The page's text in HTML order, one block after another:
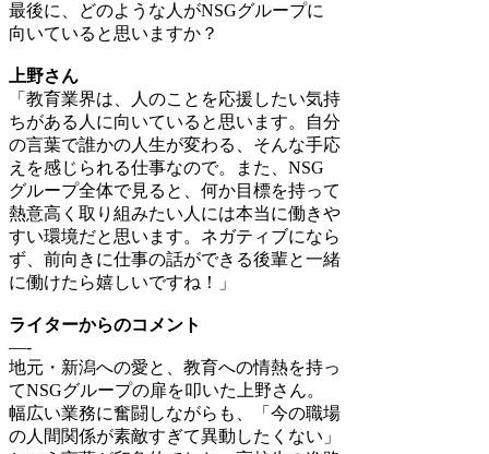
最後に、どのような人がNSGグループに
向いていると思いますか？
上野さん
「教育業界は、人のことを応援したい気持
ちがある人に向いていると思います。自分
の言葉で誰かの人生が変わる、そんな手応
えを感じられる仕事なので。また、NSG
グループ全体で見ると、何か目標を持って
熱意高く取り組みたい人には本当に働きや
すい環境だと思います。ネガティブになら
ず、前向きに仕事の話ができる後輩と一緒
に働けたら嬉しいですね！」
ライターからのコメント
—-
地元・新潟への愛と、教育への情熱を持っ
てNSGグループの扉を叩いた上野さん。
幅広い業務に奮闘しながらも、「今の職場
の人間関係が素敵すぎて異動したくない」